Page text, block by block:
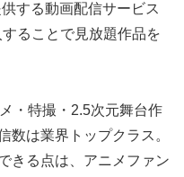
する動画配信サービス
ることで見放題作品を
・特撮・2.5次元舞台作
数は業界トップクラス。
きる点は、アニメファン